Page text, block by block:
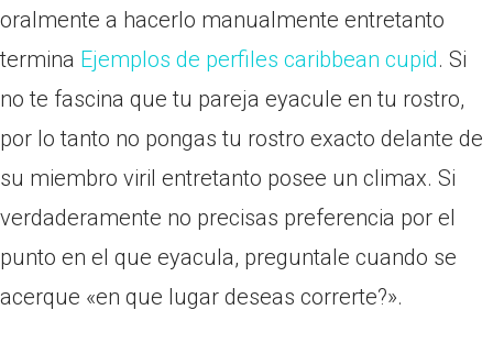
oralmente a hacerlo manualmente entretanto
termina Ejemplos de perfiles caribbean cupid. Si
no te fascina que tu pareja eyacule en tu rostro,
por lo tanto no pongas tu rostro exacto delante de
su miembro viril entretanto posee un climax. Si
verdaderamente no precisas preferencia por el
punto en el que eyacula, preguntale cuando se
acerque «en que lugar deseas correrte?».